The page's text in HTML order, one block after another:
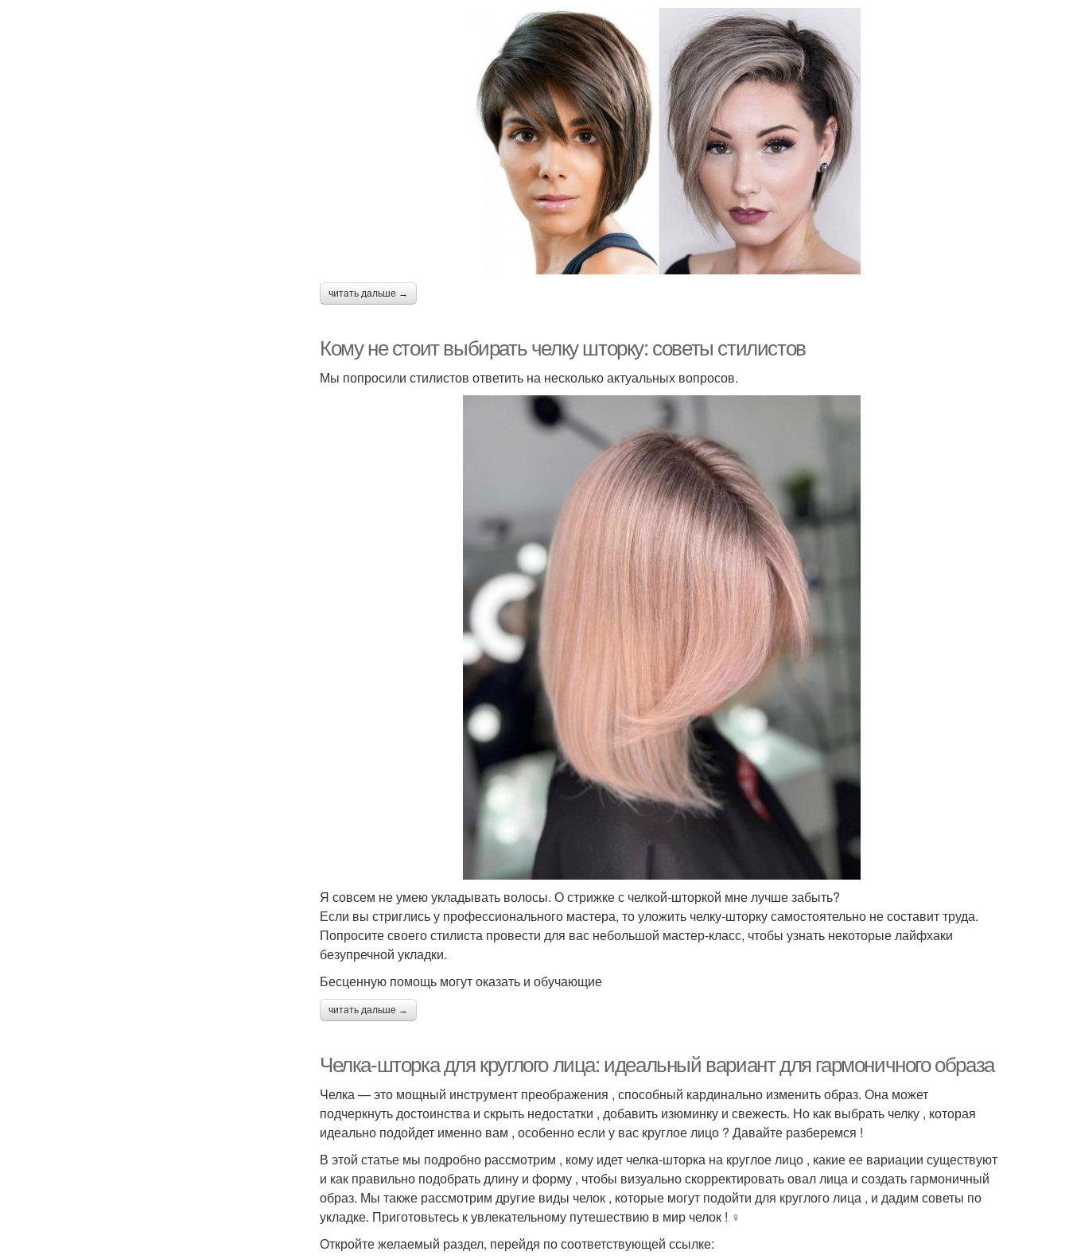
читать дальше →
Кому не стоит выбирать челку шторку: советы стилистов
Мы попросили стилистов ответить на несколько актуальных вопросов.
Я совсем не умею укладывать волосы. О стрижке с челкой-шторкой мне лучше забыть?
Если вы стриглись у профессионального мастера, то уложить челку-шторку самостоятельно не составит труда.
Попросите своего стилиста провести для вас небольшой мастер-класс, чтобы узнать некоторые лайфхаки
безупречной укладки.
Бесценную помощь могут оказать и обучающие
читать дальше →
Челка-шторка для круглого лица: идеальный вариант для гармоничного образа
Челка — это мощный инструмент преображения , способный кардинально изменить образ. Она может
подчеркнуть достоинства и скрыть недостатки , добавить изюминку и свежесть. Но как выбрать челку , которая
идеально подойдет именно вам , особенно если у вас круглое лицо ? Давайте разберемся !
В этой статье мы подробно рассмотрим , кому идет челка-шторка на круглое лицо , какие ее вариации существуют
и как правильно подобрать длину и форму , чтобы визуально скорректировать овал лица и создать гармоничный
образ. Мы также рассмотрим другие виды челок , которые могут подойти для круглого лица , и дадим советы по
укладке. Приготовьтесь к увлекательному путешествию в мир челок ! ‍♀️
Откройте желаемый раздел, перейдя по соответствующей ссылке: